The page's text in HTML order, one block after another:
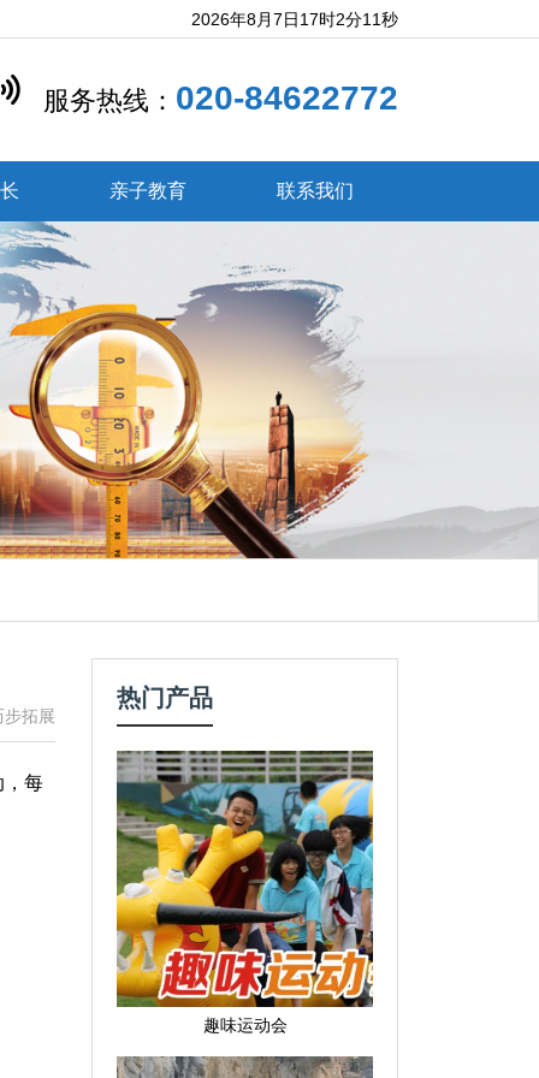
2026年8月7日17时2分12秒
服务热线： 020-84622772
亲子教育 联系我们
步拓展
，每
热门产品
趣味运动会